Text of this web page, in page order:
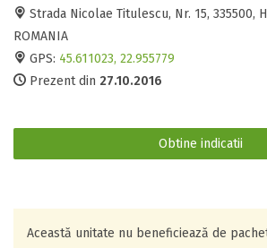
Strada Nicolae Titulescu, Nr. 15, 335500,
ROMANIA
GPS: 45.611023, 22.955779
Prezent din 27.10.2016
Obtine indicatii
Această unitate nu beneficiează de